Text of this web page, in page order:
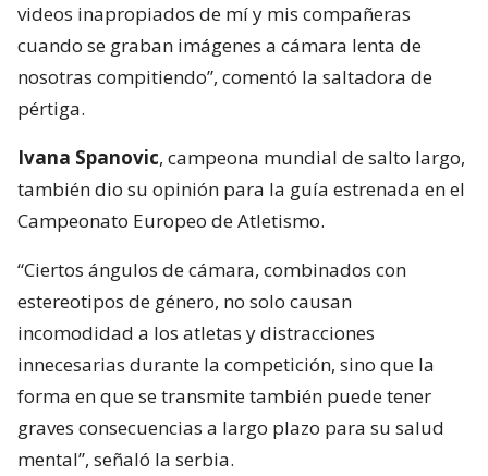
videos inapropiados de mí y mis compañeras
cuando se graban imágenes a cámara lenta de
nosotras compitiendo”, comentó la saltadora de
pértiga.
Ivana Spanovic, campeona mundial de salto largo,
también dio su opinión para la guía estrenada en el
Campeonato Europeo de Atletismo.
“Ciertos ángulos de cámara, combinados con
estereotipos de género, no solo causan
incomodidad a los atletas y distracciones
innecesarias durante la competición, sino que la
forma en que se transmite también puede tener
graves consecuencias a largo plazo para su salud
mental”, señaló la serbia.